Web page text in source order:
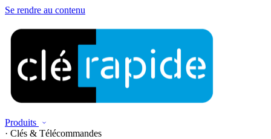
Se rendre au contenu
Produits
· Clés & Télécommandes